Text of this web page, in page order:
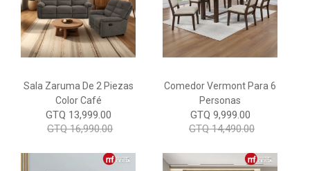
Sala Zaruma De 2 Piezas
Color Café
GTQ 13,999.00
GTQ 16,990.00
Comedor Vermont Para 6
Personas
GTQ 9,999.00
GTQ 14,490.00